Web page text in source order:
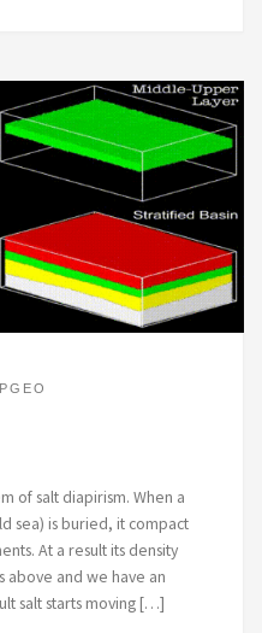
of salt diapirism. When a
sea) is buried, it compact
At a result its density
above and we have an
salt starts moving […]